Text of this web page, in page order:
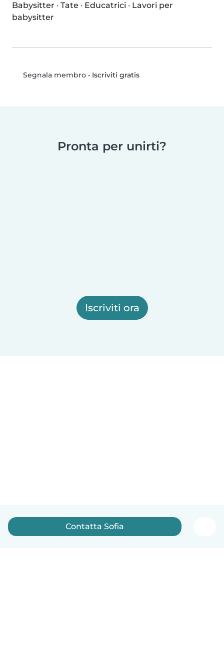
Babysitter · Tate · Educatrici · Lavori per
babysitter
Segnala membro• Iscriviti gratis
Pronta per unirti?
Iscriviti ora
Contatta Sofia